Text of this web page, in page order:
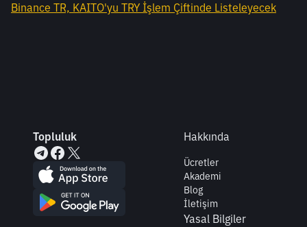
Binance TR, KAITO'yu TRY İşlem Çiftinde Listeleyecek
Topluluk Hakkında
Ücretler
Akademi
Blog
İletişim
Yasal Bilgiler